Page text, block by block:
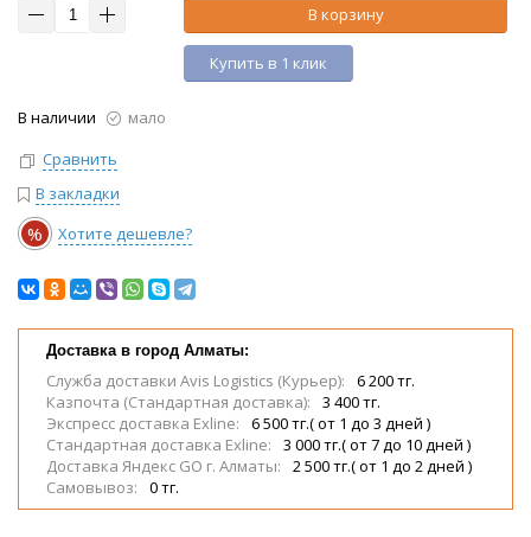
В корзину
Купить в 1 клик
В наличии
мало
Сравнить
В закладки
% Хотите дешевле?
Доставка в город Алматы:
Служба доставки Avis Logistics (Курьер):
6 200 тг.
Казпочта (Стандартная доставка):
3 400 тг.
Экспресс доставка Exline:
6 500 тг.( от 1 до 3 дней )
Стандартная доставка Exline:
3 000 тг.( от 7 до 10 дней )
Доставка Яндекс GO г. Алматы:
2 500 тг.( от 1 до 2 дней )
Самовывоз:
0 тг.